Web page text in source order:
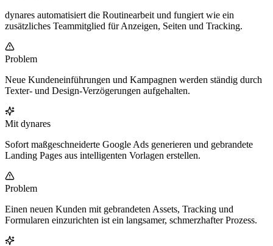
dynares automatisiert die Routinearbeit und fungiert wie ein
zusätzliches Teammitglied für Anzeigen, Seiten und Tracking.
Problem
Neue Kundeneinführungen und Kampagnen werden ständig durch
Texter- und Design-Verzögerungen aufgehalten.
Mit dynares
Sofort maßgeschneiderte Google Ads generieren und gebrandete
Landing Pages aus intelligenten Vorlagen erstellen.
Problem
Einen neuen Kunden mit gebrandeten Assets, Tracking und
Formularen einzurichten ist ein langsamer, schmerzhafter Prozess.